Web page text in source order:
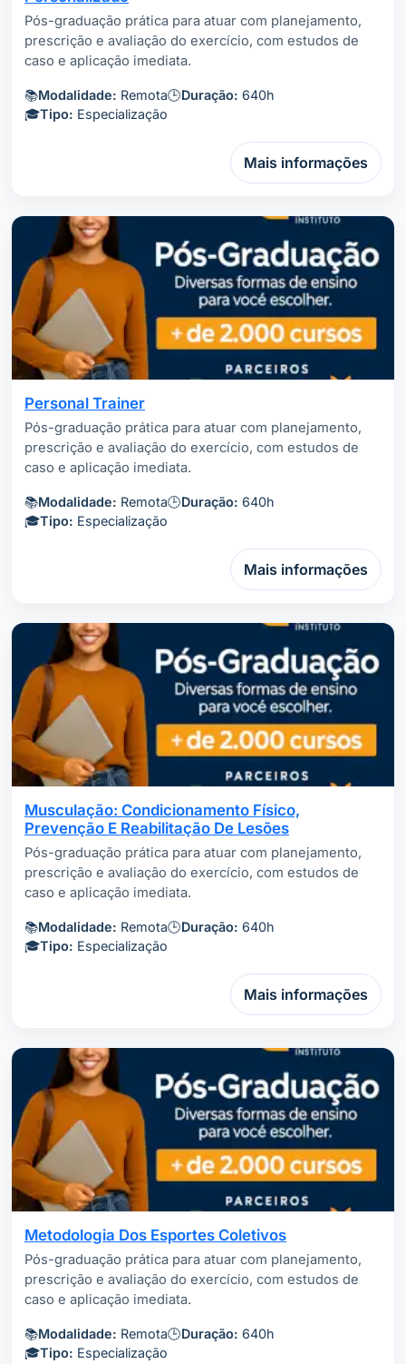
Pós-graduação prática para atuar com planejamento,
prescrição e avaliação do exercício, com estudos de
caso e aplicação imediata.
📚Modalidade: Remota🕒Duração: 640h
🎓Tipo: Especialização
Mais informações
Personal Trainer
Pós-graduação prática para atuar com planejamento,
prescrição e avaliação do exercício, com estudos de
caso e aplicação imediata.
📚Modalidade: Remota🕒Duração: 640h
🎓Tipo: Especialização
Mais informações
Musculação: Condicionamento Físico,
Prevenção E Reabilitação De Lesões
Pós-graduação prática para atuar com planejamento,
prescrição e avaliação do exercício, com estudos de
caso e aplicação imediata.
📚Modalidade: Remota🕒Duração: 640h
🎓Tipo: Especialização
Mais informações
Metodologia Dos Esportes Coletivos
Pós-graduação prática para atuar com planejamento,
prescrição e avaliação do exercício, com estudos de
caso e aplicação imediata.
📚Modalidade: Remota🕒Duração: 640h
🎓Tipo: Especialização